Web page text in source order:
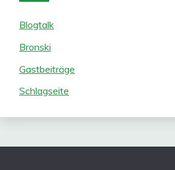
Blogtalk
Bronski
Gastbeiträge
Schlagseite